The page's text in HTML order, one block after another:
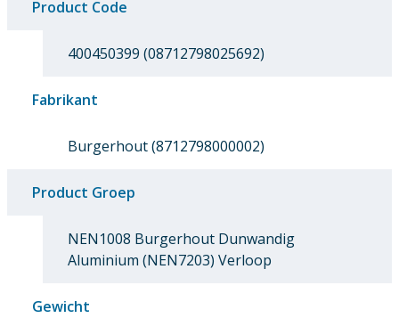
Product Code
400450399 (08712798025692)
Fabrikant
Burgerhout (8712798000002)
Product Groep
NEN1008 Burgerhout Dunwandig
Aluminium (NEN7203) Verloop
Gewicht